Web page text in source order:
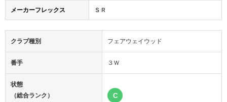
メーカーフレックス ＳＲ
クラブ種別 フェアウェイウッド
番手 ３Ｗ
状態
（総合ランク）
C